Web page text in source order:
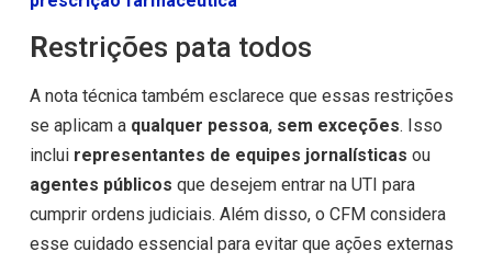
Restrições pata todos
A nota técnica também esclarece que essas restrições
se aplicam a qualquer pessoa, sem exceções. Isso
inclui representantes de equipes jornalísticas ou
agentes públicos que desejem entrar na UTI para
cumprir ordens judiciais. Além disso, o CFM considera
esse cuidado essencial para evitar que ações externas